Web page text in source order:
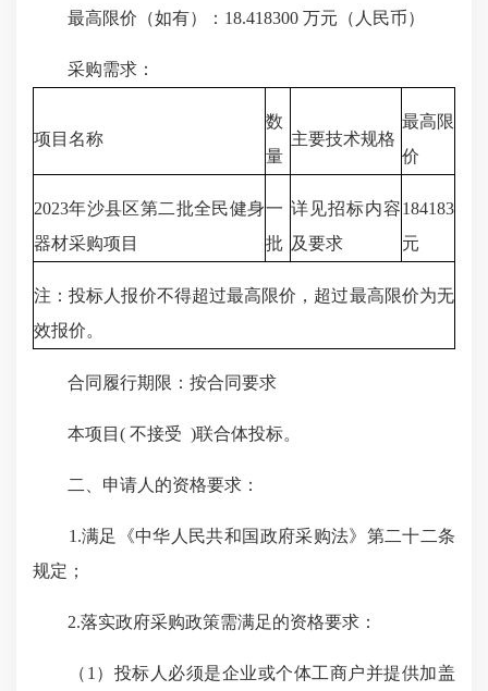
最高限价（如有）：18.418300 万元（人民币）
采购需求：
项目名称
数
量
主要技术规格
最高限
价
2023年沙县区第二批全民健身
器材采购项目
一
批
详见招标内容
及要求
184183
元
注：投标人报价不得超过最高限价，超过最高限价为无
效报价。
合同履行期限：按合同要求
本项目( 不接受 )联合体投标。
二、申请人的资格要求：
1.满足《中华人民共和国政府采购法》第二十二条
规定；
2.落实政府采购政策需满足的资格要求：
（1）投标人必须是企业或个体工商户并提供加盖